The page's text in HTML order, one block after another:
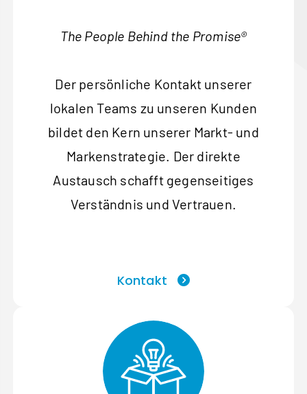
The People Behind the Promise®
Der persönliche Kontakt unserer
lokalen Teams zu unseren Kunden
bildet den Kern unserer Markt- und
Markenstrategie. Der direkte
Austausch schafft gegenseitiges
Verständnis und Vertrauen.
Kontakt